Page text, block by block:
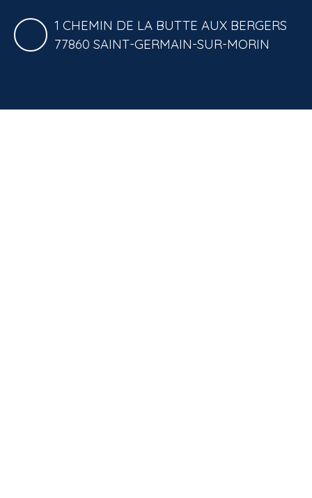
1 CHEMIN DE LA BUTTE AUX BERGERS
77860 SAINT-GERMAIN-SUR-MORIN